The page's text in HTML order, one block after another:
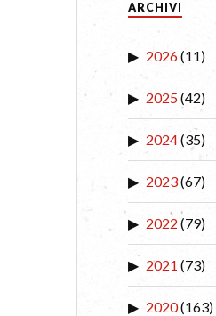
ARCHIVI
2026(11)
2025(42)
2024(35)
2023(67)
2022 (79)
2021 (73)
2020(163)